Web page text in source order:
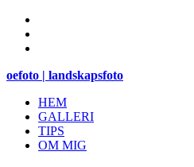
oefoto | landskapsfoto
HEM
GALLERI
TIPS
OM MIG